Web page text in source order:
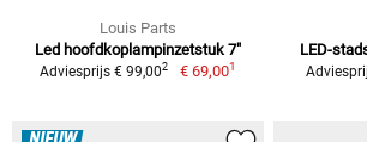
Louis Parts
Led hoofdkoplampinzetstuk 7"
Adviesprijs € 99,002 € 69,001
LED-